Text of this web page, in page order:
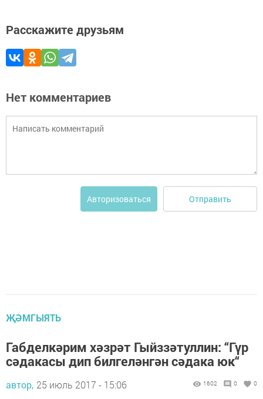
Расскажите друзьям
Нет комментариев
Авторизоваться Отправить
ҖӘМГЫЯТЬ
Габделкәрим хәзрәт Гыйззәтуллин: “Гүр
сәдакасы дип билгеләнгән сәдака юк“
автор, 25 июль 2017 - 15:06 1602 0 0